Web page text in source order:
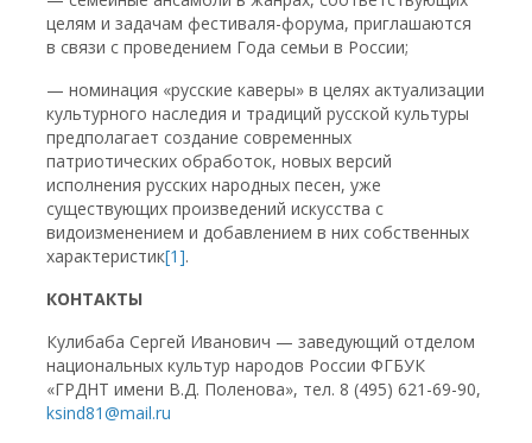
целям и задачам фестиваля-форума, приглашаются
в связи с проведением Года семьи в России;
— номинация «русские каверы» в целях актуализации
культурного наследия и традиций русской культуры
предполагает создание современных
патриотических обработок, новых версий
исполнения русских народных песен, уже
существующих произведений искусства с
видоизменением и добавлением в них собственных
характеристик[1].
КОНТАКТЫ
Кулибаба Сергей Иванович — заведующий отделом
национальных культур народов России ФГБУК
«ГРДНТ имени В.Д. Поленова», тел. 8 (495) 621-69-90,
ksind81@mail.ru